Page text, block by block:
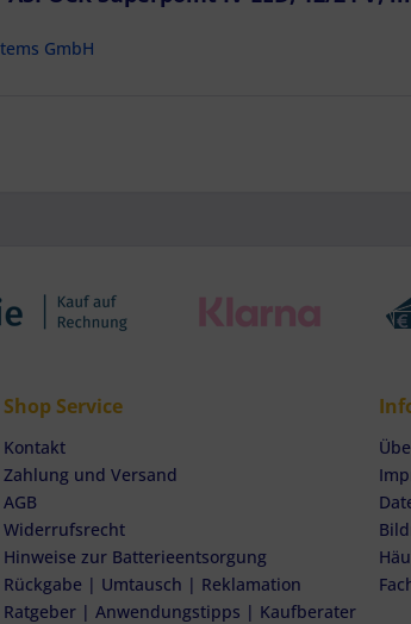
GmbH
Shop Service
Kontakt
Zahlung und Versand
AGB
Widerrufsrecht
Hinweise zur Batterieentsorgung
Rückgabe | Umtausch | Reklamation
Ratgeber | Anwendungstipps | Kaufberater
Endgeräteeigenschaften zur Identifikation aktiv abfragen